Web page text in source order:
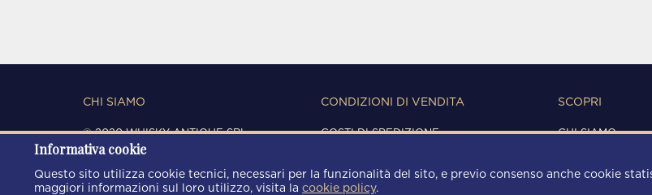
CHI SIAMO
© 2020 WHISKY ANTIQUE SRL
C.F. / P.IVA 03266720360
REGISTRO IMPRESE DI MODENA
REA: MO 372785
CONDIZIONI DI VENDITA
COSTI DI SPEDIZIONE
PRIVACY
COOKIE POLICY
SCOPRI
CHI SIAMO
Informativa cookie
Questo sito utilizza cookie tecnici, necessari per la funzionalità del sito, e previo consenso anche cookie
maggiori informazioni sul loro utilizzo, visita la cookie policy.